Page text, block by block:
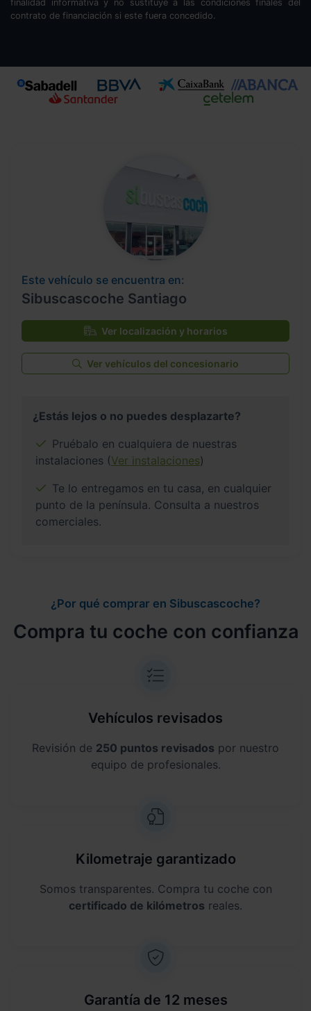
finalidad informativa y no sustituye a las condiciones finales del
contrato de financiación si este fuera concedido.
Este vehículo se encuentra en:
Sibuscascoche Santiago
Ver localización y horarios
Ver vehículos del concesionario
¿Estás lejos o no puedes desplazarte?
Pruébalo en cualquiera de nuestras
instalaciones (Ver instalaciones)
Te lo entregamos en tu casa, en cualquier
punto de la península. Consulta a nuestros
comerciales.
¿Por qué comprar en Sibuscascoche?
Compra tu coche con confianza
Vehículos revisados
Revisión de 250 puntos revisados por nuestro
equipo de profesionales.
Kilometraje garantizado
Somos transparentes. Compra tu coche con
certificado de kilómetros reales.
Garantía de 12 meses